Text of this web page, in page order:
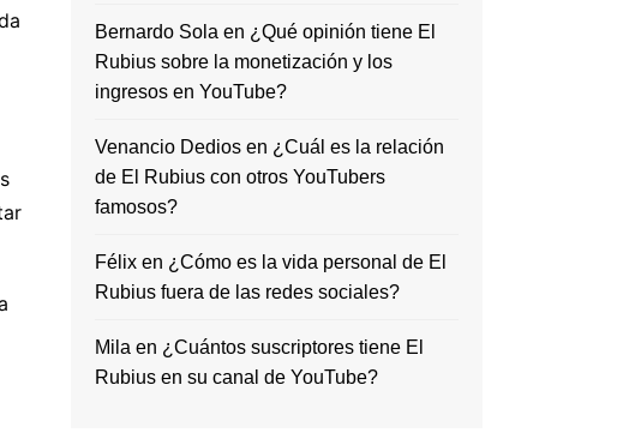
Bernardo Sola en ¿Qué opinión tiene El
Rubius sobre la monetización y los
ingresos en YouTube?
Venancio Dediosen ¿Cuál es la relación
de El Rubius con otros YouTubers
famosos?
Félixen ¿Cómo es la vida personal de El
Rubius fuera de las redes sociales?
Mila en ¿Cuántos suscriptores tiene El
Rubius en su canal de YouTube?